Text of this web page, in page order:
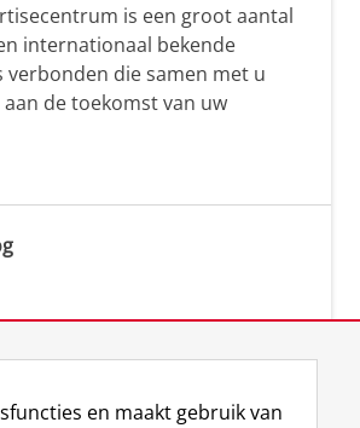
is een groot aantal
internationaal bekende
verbonden die samen met u
de toekomst van uw
en maakt gebruik van